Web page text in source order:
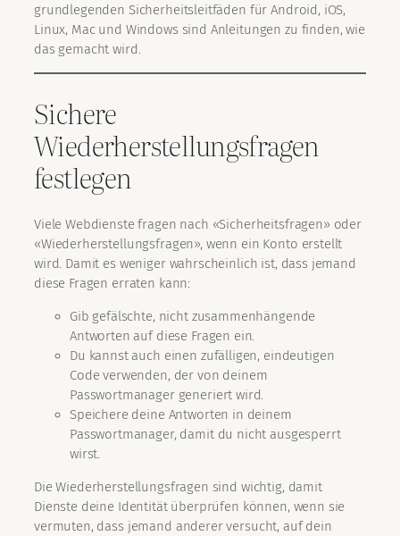
grundlegenden Sicherheitsleitfäden für Android, iOS,
Linux, Mac und Windows sind Anleitungen zu finden, wie
das gemacht wird.
Sichere
Wiederherstellungsfragen
festlegen
Viele Webdienste fragen nach «Sicherheitsfragen» oder
«Wiederherstellungsfragen», wenn ein Konto erstellt
wird. Damit es weniger wahrscheinlich ist, dass jemand
diese Fragen erraten kann:
Gib gefälschte, nicht zusammenhängende
Antworten auf diese Fragen ein.
Du kannst auch einen zufälligen, eindeutigen
Code verwenden, der von deinem
Passwortmanager generiert wird.
Speichere deine Antworten in deinem
Passwortmanager, damit du nicht ausgesperrt
wirst.
Die Wiederherstellungsfragen sind wichtig, damit
Dienste deine Identität überprüfen können, wenn sie
vermuten, dass jemand anderer versucht, auf dein